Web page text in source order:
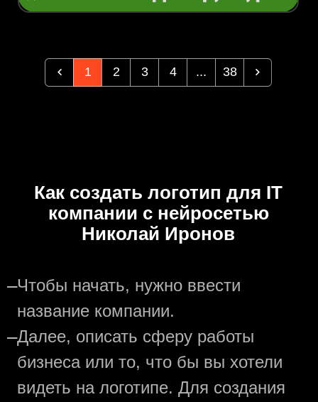
1 2 3 4 ... 38
Как создать логотип для IT
компании с нейросетью
Николай Иронов
—Чтобы начать, нужно ввести
название компании.
—Далее, описать сферу работы
бизнеса или то, что бы вы хотели
видеть на логотипе. Для создания